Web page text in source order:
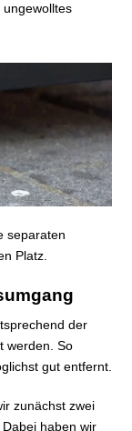
separaten
Platz.
der
werden. So
gut entfernt.
zunächst zwei
haben wir